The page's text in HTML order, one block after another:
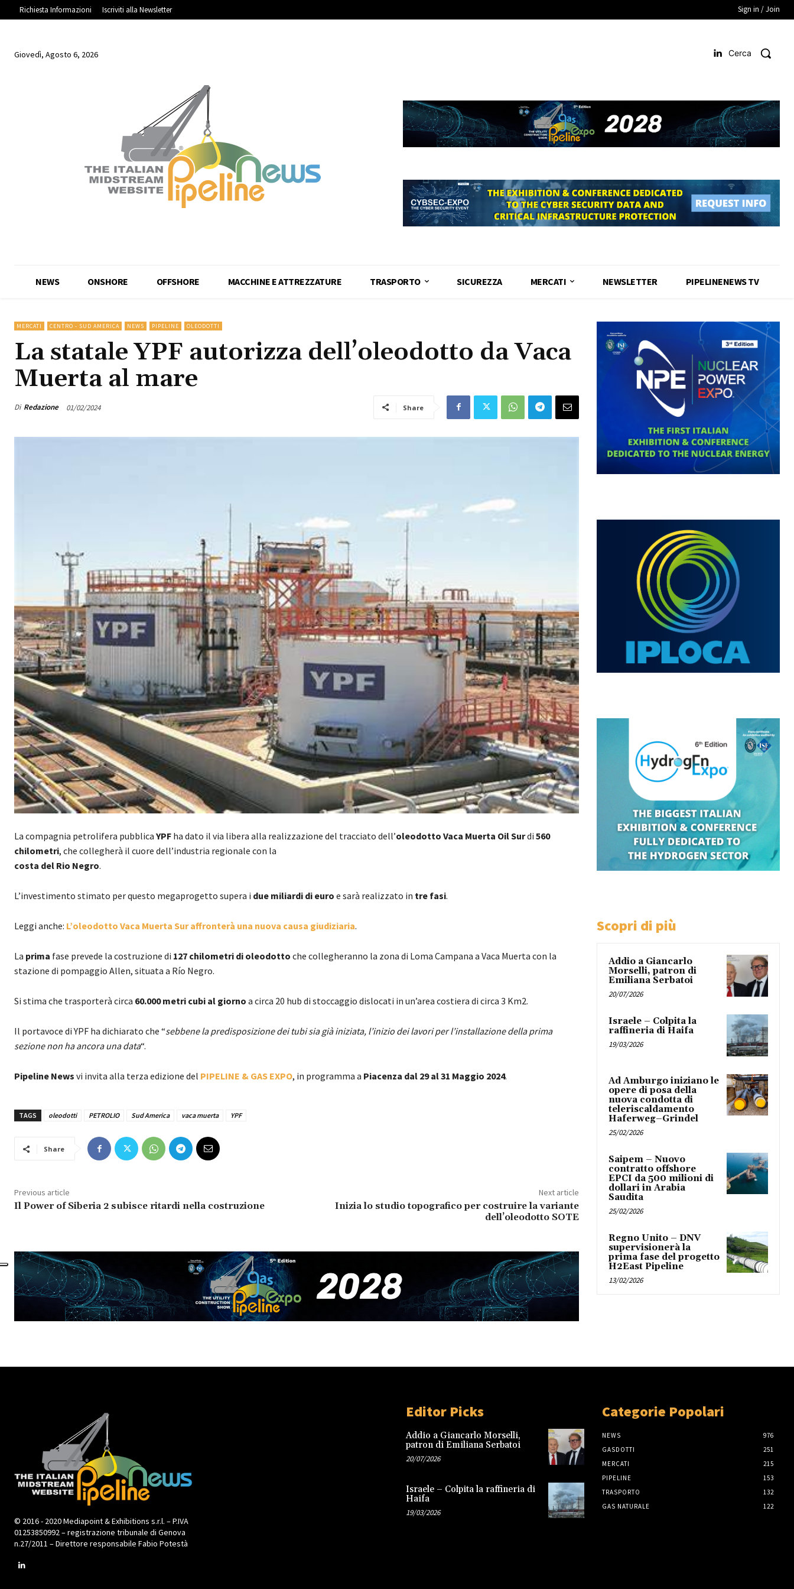
Richiesta Informazioni Iscriviti alla Newsletter Sign in / Join
Giovedì, Agosto 6, 2026 Cerca
NEWS ONSHORE OFFSHORE MACCHINE E ATTREZZATURE TRASPORTO SICUREZZA MERCATI NEWSLETTER PIPELINENEWS TV
MERCATI CENTRO - SUD AMERICA NEWS PIPELINE OLEODOTTI
La statale YPF autorizza dell’oleodotto da Vaca
Muerta al mare
Di Redazione 01/02/2024 Share
La compagnia petrolifera pubblica YPF ha dato il via libera alla realizzazione del tracciato dell’oleodotto Vaca Muerta Oil Surdi 560
chilometri, che collegherà il cuore dell’industria regionale con la
costa del Rio Negro.
L’investimento stimato per questo megaprogetto supera i due miliardi di euro e sarà realizzato in tre fasi.
Leggi anche: L’oleodotto Vaca Muerta Sur affronterà una nuova causa giudiziaria.
La prima fase prevede la costruzione di 127 chilometri di oleodotto che collegheranno la zona di Loma Campana a Vaca Muerta con la
stazione di pompaggio Allen, situata a Río Negro.
Si stima che trasporterà circa 60.000 metri cubi al giorno a circa 20 hub di stoccaggio dislocati in un’area costiera di circa 3 Km2.
Il portavoce di YPF ha dichiarato che “sebbene la predisposizione dei tubi sia già iniziata, l’inizio dei lavori per l’installazione della prima
sezione non ha ancora una data“.
Pipeline News vi invita alla terza edizione del PIPELINE & GAS EXPO, in programma a Piacenza dal 29 al 31 Maggio 2024.
TAGS oleodotti PETROLIO Sud America vaca muerta YPF
Share
Previous article
Il Power of Siberia 2 subisce ritardi nella costruzione
Next article
Inizia lo studio topografico per costruire la variante
dell’oleodotto SOTE
Scopri di più
Addio a Giancarlo
Morselli, patron di
Emiliana Serbatoi
20/07/2026
Israele – Colpita la
raffineria di Haifa
19/03/2026
Ad Amburgo iniziano le
opere di posa della
nuova condotta di
teleriscaldamento
Haferweg–Grindel
25/02/2026
Saipem – Nuovo
contratto offshore
EPCI da 500 milioni di
dollari in Arabia
Saudita
25/02/2026
Regno Unito – DNV
supervisionerà la
prima fase del progetto
H2East Pipeline
13/02/2026
© 2016 - 2020 Mediapoint & Exhibitions s.r.l. – P.IVA
01253850992 – registrazione tribunale di Genova
n.27/2011 – Direttore responsabile Fabio Potestà
Editor Picks
Addio a Giancarlo Morselli,
patron di Emiliana Serbatoi
20/07/2026
Israele – Colpita la raffineria di
Haifa
19/03/2026
Categorie Popolari
NEWS
976
GASDOTTI
251
MERCATI
215
PIPELINE
153
TRASPORTO
132
GAS NATURALE
122